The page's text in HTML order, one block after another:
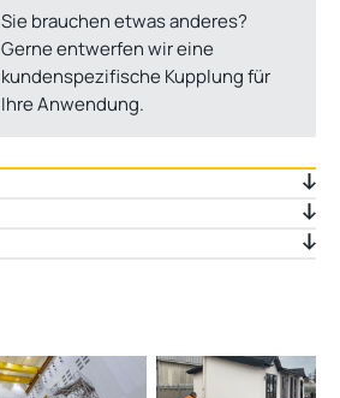
Sie brauchen etwas anderes?
Gerne entwerfen wir eine
kundenspezifische Kupplung für
Ihre Anwendung.